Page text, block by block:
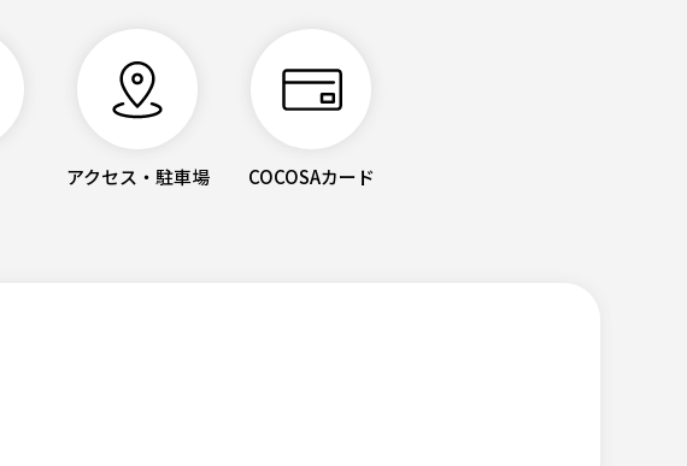
アクセス・駐車場 COCOSAカード